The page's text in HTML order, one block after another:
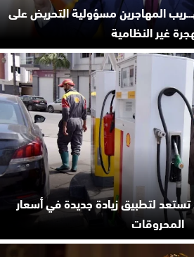
المهاجرين مسؤولية التحريض على
غير النظامية
لتطبيق زيادة جديدة في أسعار
المحروقات